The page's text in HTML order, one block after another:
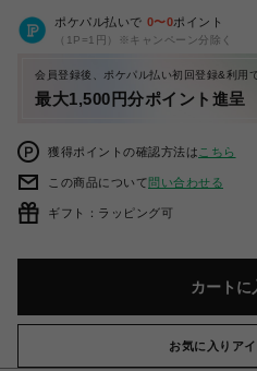
ポケパル払いで 0〜0ポイント
（1P=1円）※キャンペーン分除く
会員登録後、ポケパル払い初回登録&利用
最大1,500円分ポイント進呈
獲得ポイントの確認方法は こちら
この商品について問い合わせる
ギフト：ラッピング可
カートに
お気に入りア